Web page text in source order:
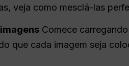
veja como mesclá-las
Comece
que cada imagem seja